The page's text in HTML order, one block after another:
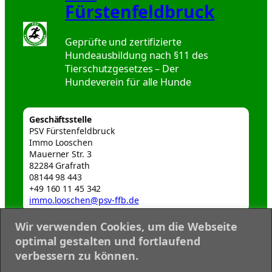
Wir verwenden Cookies, um die Webseite
optimal gestalten und fortlaufend
verbessern zu können.
Fürstenfeldbruck
Geprüfte und zertifizierte
Hundeausbildung nach §11 des
Tierschutzgesetzes – Der
Hundeverein für alle Hunde
Geschäftsstelle
PSV Fürstenfeldbruck
Immo Looschen
Mauerner Str. 3
82284 Grafrath
08144 98 443
+49 160 11 45 342
immo.looschen@psv-ffb.de
Webmaster
webmaster@psv-ffb.de